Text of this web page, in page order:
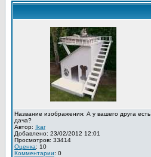
Название изображения: А у вашего друга есть
дача?
Автор: Ikar
Добавлено: 23/02/2012 12:01
Просмотров: 33414
Оценка: 10
Комментарии: 0